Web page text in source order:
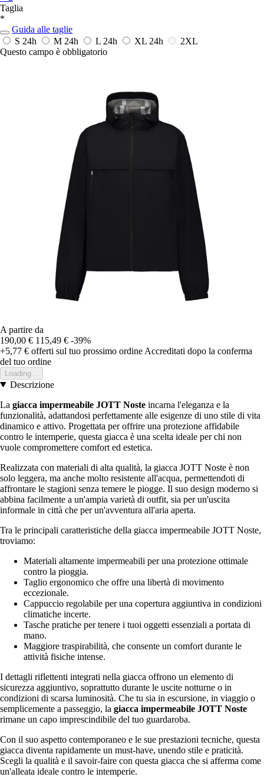
Taglia
*
Guida alle taglie
S 24h M 24h L 24h XL 24h
2XL
Questo campo è obbligatorio
A partire da
190,00 € 115,49 € -39%
+5,77 € offerti sul tuo prossimo ordine Accreditati dopo la conferma
del tuo ordine
Loading...
Descrizione
La giacca impermeabile JOTT Noste incarna l'eleganza e la
funzionalità, adattandosi perfettamente alle esigenze di uno stile di vita
dinamico e attivo. Progettata per offrire una protezione affidabile
contro le intemperie, questa giacca è una scelta ideale per chi non
vuole compromettere comfort ed estetica.
Realizzata con materiali di alta qualità, la giacca JOTT Noste è non
solo leggera, ma anche molto resistente all'acqua, permettendoti di
affrontare le stagioni senza temere le piogge. Il suo design moderno si
abbina facilmente a un'ampia varietà di outfit, sia per un'uscita
informale in città che per un'avventura all'aria aperta.
Tra le principali caratteristiche della giacca impermeabile JOTT Noste,
troviamo:
Materiali altamente impermeabili per una protezione ottimale
contro la pioggia.
Taglio ergonomico che offre una libertà di movimento
eccezionale.
Cappuccio regolabile per una copertura aggiuntiva in condizioni
climatiche incerte.
Tasche pratiche per tenere i tuoi oggetti essenziali a portata di
mano.
Maggiore traspirabilità, che consente un comfort durante le
attività fisiche intense.
I dettagli riflettenti integrati nella giacca offrono un elemento di
sicurezza aggiuntivo, soprattutto durante le uscite notturne o in
condizioni di scarsa luminosità. Che tu sia in escursione, in viaggio o
semplicemente a passeggio, la giacca impermeabile JOTT Noste
rimane un capo imprescindibile del tuo guardaroba.
Con il suo aspetto contemporaneo e le sue prestazioni tecniche, questa
giacca diventa rapidamente un must-have, unendo stile e praticità.
Scegli la qualità e il savoir-faire con questa giacca che si afferma come
un'alleata ideale contro le intemperie.